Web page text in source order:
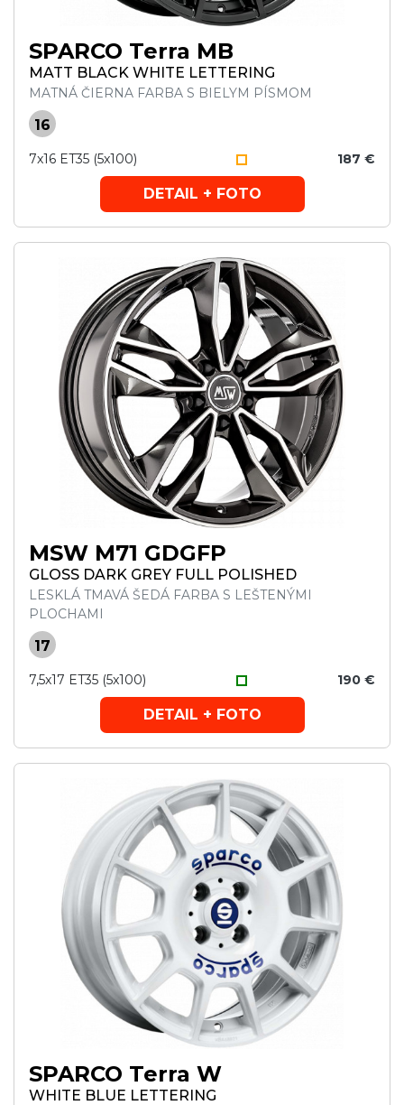
SPARCO Terra MB
MATT BLACK WHITE LETTERING
MATNÁ ČIERNA FARBA S BIELYM PÍSMOM
16
7x16 ET35 (5x100) 187 €
DETAIL + FOTO
MSW M71 GDGFP
GLOSS DARK GREY FULL POLISHED
LESKLÁ TMAVÁ ŠEDÁ FARBA S LEŠTENÝMI
PLOCHAMI
17
7,5x17 ET35 (5x100) 190 €
DETAIL + FOTO
SPARCO Terra W
WHITE BLUE LETTERING